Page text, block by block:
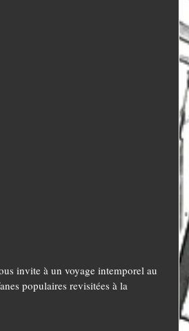
invite à un voyage intemporel au
populaires revisitées à la